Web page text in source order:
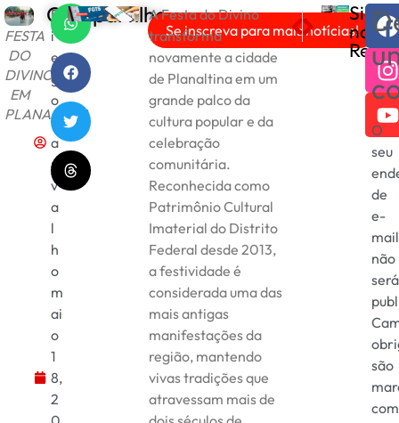
FESTA
DO
DIVINO
EM
PLANALTINA
D
i
e
g
o
C
a
r
v
a
l
h
o
m
ai
o
1
8,
2
Compartilhe
Se inscreva para mais notícias!
A Festa do Divino
transforma
novamente a cidade
de Planaltina em um
grande palco da
cultura popular e da
celebração
comunitária.
Reconhecida como
Patrimônio Cultural
Imaterial do Distrito
Federal desde 2013,
a festividade é
considerada uma das
mais antigas
manifestações da
região, mantendo
vivas tradições que
atravessam mais de
ANTERIOR
Entre Brasil e
PRÓXIMO
Convocação danas
Redes
O
seu
de
e-
mail
não
será
são
com